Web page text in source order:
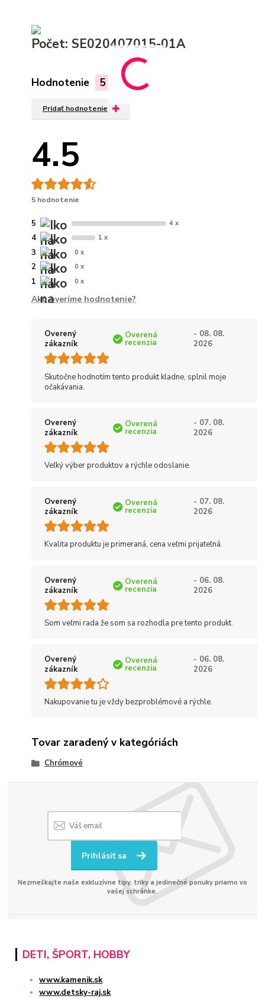
Počet: SE020407015-01A
Hodnotenie 5
Pridať hodnotenie
4.5
5 hodnotenie
5 4 x
4 1 x
3 0 x
2 0 x
1 0 x
Ako overíme hodnotenie?
Overený
zákazník
Overená
recenzia
- 08. 08.
2026
Skutočne hodnotím tento produkt kladne, splnil moje
očakávania.
Overený
zákazník
Overená
recenzia
- 07. 08.
2026
Veľký výber produktov a rýchle odoslanie.
Overený
zákazník
Overená
recenzia
- 07. 08.
2026
Kvalita produktu je primeraná, cena veľmi prijateľná.
Overený
zákazník
Overená
recenzia
- 06. 08.
2026
Som veľmi rada že som sa rozhodla pre tento produkt.
Overený
zákazník
Overená
recenzia
- 06. 08.
2026
Nakupovanie tu je vždy bezproblémové a rýchle.
Tovar zaradený v kategóriách
Chrómové
Prihlásiť sa
Nezmeškajte naše exkluzívne tipy, triky a jedinečné ponuky priamo vo
vašej schránke.
DETI, ŠPORT, HOBBY
www.kamenik.sk
www.detsky-raj.sk